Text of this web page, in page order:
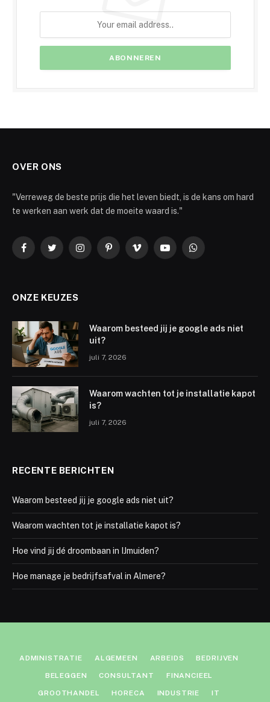
OVER ONS
"Verreweg de beste prijs die het leven biedt, is de kans om hard
te werken aan werk dat de moeite waard is."
FacebookTwitterInstagramPinterestVimeo YouTubeWhatsApp
ONZE KEUZES
Waarom besteed jij je google ads niet
uit?
juli 7, 2026
Waarom wachten tot je installatie kapot
is?
juli 7, 2026
RECENTE BERICHTEN
Waarom besteed jij je google ads niet uit?
Waarom wachten tot je installatie kapot is?
Hoe vind jij dé droombaan in IJmuiden?
Hoe manage je bedrijfsafval in Almere?
ADMINISTRATIE ALGEMEEN ARBEIDS BEDRIJVEN
BELEGGEN CONSULTANT FINANCIEEL
GROOTHANDEL HORECA INDUSTRIE IT